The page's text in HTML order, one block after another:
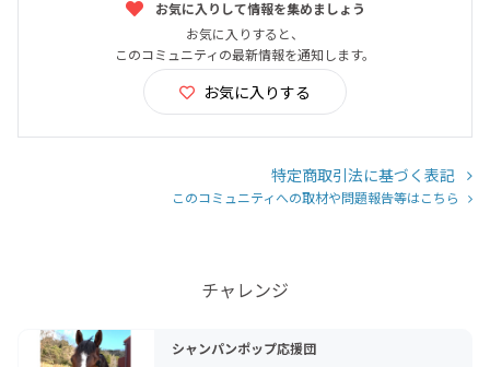
お気に入りして情報を集めましょう
お気に入りすると、
このコミュニティの最新情報を通知します。
お気に入りする
特定商取引法に基づく表記
このコミュニティへの取材や問題報告等はこちら
チャレンジ
シャンパンポップ応援団